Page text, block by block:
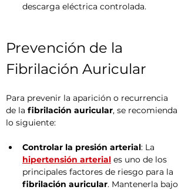
descarga eléctrica controlada.
Prevención de la
Fibrilación Auricular
Para prevenir la aparición o recurrencia
de la fibrilación auricular, se recomienda
lo siguiente:
Controlar la presión arterial: La
hipertensión arterial es uno de los
principales factores de riesgo para la
fibrilación auricular. Mantenerla bajo